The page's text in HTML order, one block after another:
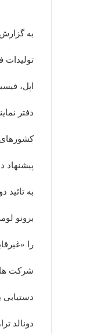
به
تولیدات
اپل،
دفتر
کشورهای
پیشنهاد
به تائید
برونو
را
شرکت
دستیابی
دونالد